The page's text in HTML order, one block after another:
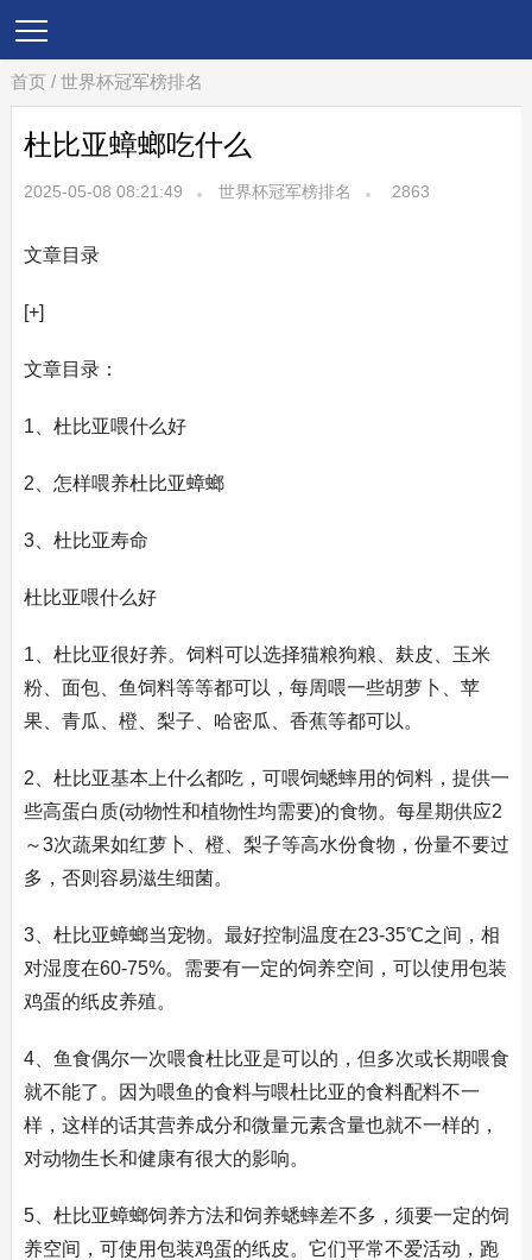
首页 / 世界杯冠军榜排名
杜比亚蟑螂吃什么
2025-05-08 08:21:49 世界杯冠军榜排名 2863
文章目录
[+]
文章目录：
1、杜比亚喂什么好
2、怎样喂养杜比亚蟑螂
3、杜比亚寿命
杜比亚喂什么好
1、杜比亚很好养。饲料可以选择猫粮狗粮、麸皮、玉米
粉、面包、鱼饲料等等都可以，每周喂一些胡萝卜、苹
果、青瓜、橙、梨子、哈密瓜、香蕉等都可以。
2、杜比亚基本上什么都吃，可喂饲蟋蟀用的饲料，提供一
些高蛋白质(动物性和植物性均需要)的食物。每星期供应2
～3次蔬果如红萝卜、橙、梨子等高水份食物，份量不要过
多，否则容易滋生细菌。
3、杜比亚蟑螂当宠物。最好控制温度在23-35℃之间，相
对湿度在60-75%。需要有一定的饲养空间，可以使用包装
鸡蛋的纸皮养殖。
4、鱼食偶尔一次喂食杜比亚是可以的，但多次或长期喂食
就不能了。因为喂鱼的食料与喂杜比亚的食料配料不一
样，这样的话其营养成分和微量元素含量也就不一样的，
对动物生长和健康有很大的影响。
5、杜比亚蟑螂饲养方法和饲养蟋蟀差不多，须要一定的饲
养空间，可使用包装鸡蛋的纸皮。它们平常不爱活动，跑